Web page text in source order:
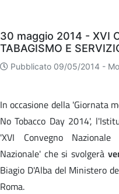
Eventi
30 maggio 2014 - XVI
TABAGISMO E
Pubblicato 09/05/2014 -
In occasione della 'Giornata
No Tobacco Day 2014',
'XVI Convegno
Nazionale' che si svolgerà
Biagio D'Alba del Ministero
Roma.